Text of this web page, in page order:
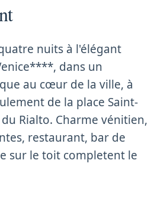
nuits à l'élégant
dans un
au cœur de la ville, à
de la place Saint-
Rialto. Charme vénitien,
restaurant, bar de
sur le toit completent le